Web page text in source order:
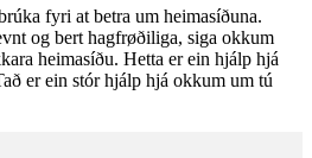
fyri at betra um heimasíðuna.
og bert hagfrøðiliga, siga okkum
heimasíðu. Hetta er ein hjálp hjá
er ein stór hjálp hjá okkum um tú